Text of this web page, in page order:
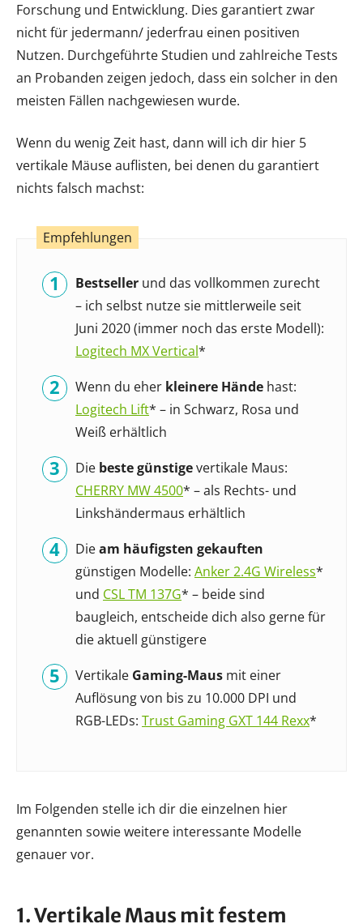
Forschung und Entwicklung. Dies garantiert zwar
nicht für jedermann/ jederfrau einen positiven
Nutzen. Durchgeführte Studien und zahlreiche Tests
an Probanden zeigen jedoch, dass ein solcher in den
meisten Fällen nachgewiesen wurde.
Wenn du wenig Zeit hast, dann will ich dir hier 5
vertikale Mäuse auflisten, bei denen du garantiert
nichts falsch machst:
Bestseller und das vollkommen zurecht
– ich selbst nutze sie mittlerweile seit
Juni 2020 (immer noch das erste Modell):
Logitech MX Vertical*
Wenn du eher kleinere Hände hast:
Logitech Lift* – in Schwarz, Rosa und
Weiß erhältlich
Die beste günstigevertikale Maus:
CHERRY MW 4500* – als Rechts- und
Linkshändermaus erhältlich
Dieam häufigsten gekauften
günstigen Modelle: Anker 2.4G Wireless*
und CSL TM 137G* – beide sind
baugleich, entscheide dich also gerne für
die aktuell günstigere
Vertikale Gaming-Maus mit einer
Auflösung von bis zu 10.000 DPI und
RGB-LEDs: Trust Gaming GXT 144 Rexx*
Im Folgenden stelle ich dir die einzelnen hier
genannten sowie weitere interessante Modelle
genauer vor.
1. Vertikale Maus mit festem